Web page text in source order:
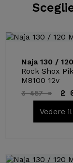
Naja 130 /
Rock Shox
M8100 12v
3 457 € 2
Vedere